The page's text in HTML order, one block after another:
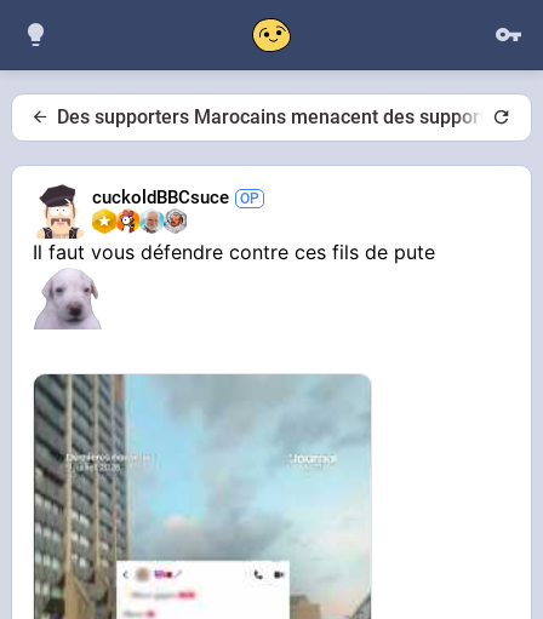
Des supporters Marocains menacent des supporters
cuckoldBBCsuce
Il faut vous défendre contre ces fils de pute